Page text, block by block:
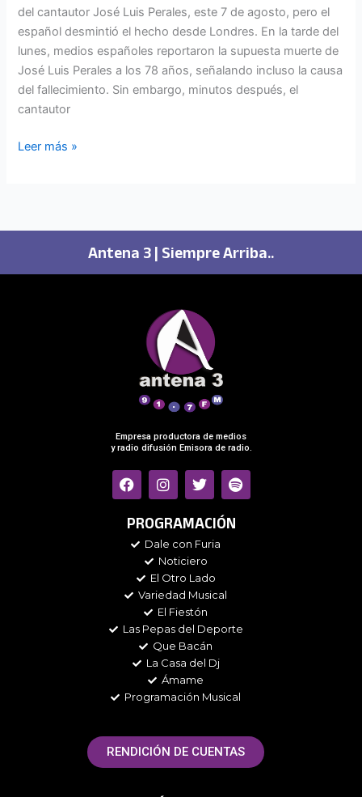
del cantautor José Luis Perales, este 7 de agosto, pero el
español desmintió el hecho desde Londres. En la tarde del
lunes, medios españoles reportaron la supuesta muerte de
José Luis Perales a los 78 años, señalando incluso la causa
del fallecimiento. Sin embargo, minutos después, el
cantautor
Leer más »
Antena 3 | Siempre Arriba..
Empresa productora de medios
y radio difusión Emisora de radio.
F
a
e
o
I
n
t
g
r
a
m
T
w
t
e
r
S
p
t
PROGRAMACIÓN
Dale con Furia
Noticiero
El Otro Lado
Variedad Musical
El Fiestón
Las Pepas del Deporte
Que Bacán
La Casa del Dj
Ámame
Programación Musical
RENDICIÓN DE CUENTAS